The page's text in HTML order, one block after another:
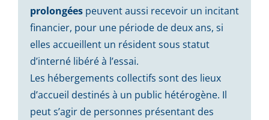
prolongéespeuvent aussi recevoir un incitant
financier, pour une période de deux ans, si
elles accueillent un résident sous statut
d’interné libéré à l’essai.
Les hébergements collectifs sont des lieux
d’accueil destinés à un public hétérogène. Il
peut s’agir de personnes présentant des